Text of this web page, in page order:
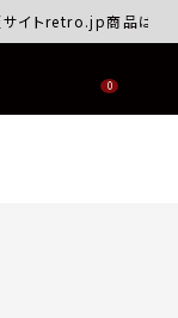
イトretro.jp商品はすべ
0